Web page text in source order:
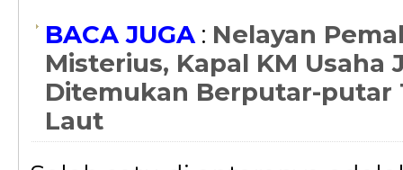
BACA JUGA: Nelayan
Misterius, Kapal KM Usaha
Ditemukan Berputar-putar
Laut